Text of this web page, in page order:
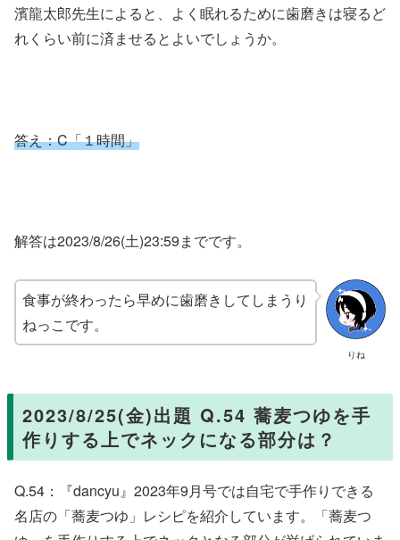
濱龍太郎先生によると、よく眠れるために歯磨きは寝るど
れくらい前に済ませるとよいでしょうか。
答え：C「１時間」
解答は2023/8/26(土)23:59までです。
りね
食事が終わったら早めに歯磨きしてしまうり
ねっこです。
2023/8/25(金)出題 Q.54 蕎麦つゆを手
作りする上でネックになる部分は？
Q.54：『dancyu』2023年9月号では自宅で手作りできる
名店の「蕎麦つゆ」レシピを紹介しています。「蕎麦つ